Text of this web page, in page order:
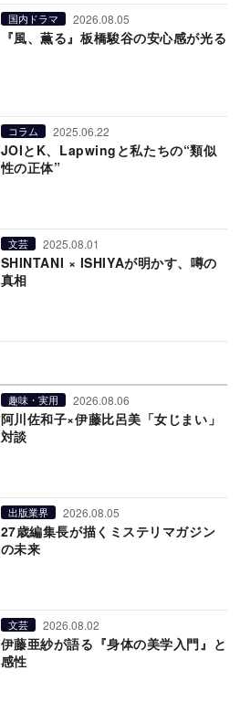
国内ドラマ 2026.08.05
『風、薫る』板橋駿谷の安心感が光る
コラム 2025.06.22
JOIとK、Lapwingと私たちの“類似
性の正体”
文芸 2025.08.01
SHINTANI × ISHIYAが明かす、噂の
真相
趣味・実用 2026.08.06
阿川佐和子×伊藤比呂美「女じまい」
対談
出版業界 2026.08.05
27歳編集長が描くミステリマガジン
の未来
文芸 2026.08.02
伊藤亜紗が語る『身体の美学入門』と
感性